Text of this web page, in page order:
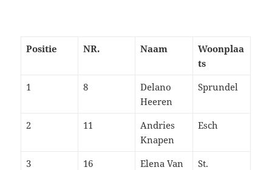
Positie NR. Naam
Woonplaa
ts
1
8
Delano
Heeren
Sprundel
2 11
Andries
Knapen
Esch
3 16
Elena Van
St.